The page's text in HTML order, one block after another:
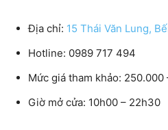
Địa chỉ: 15 Thái Văn Lung,
Hotline: 0989 717 494
Mức giá tham khảo: 250.000
Giờ mở cửa: 10h00 – 22h30